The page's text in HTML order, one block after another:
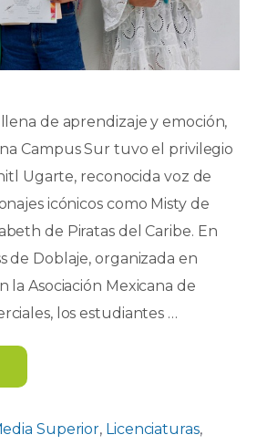
de aprendizaje y emoción,
Campus Sur tuvo el privilegio
Ugarte, reconocida voz de
icónicos como Misty de
de Piratas del Caribe. En
de Doblaje, organizada en
la Asociación Mexicana de
los estudiantes …
Superior, Licenciaturas,